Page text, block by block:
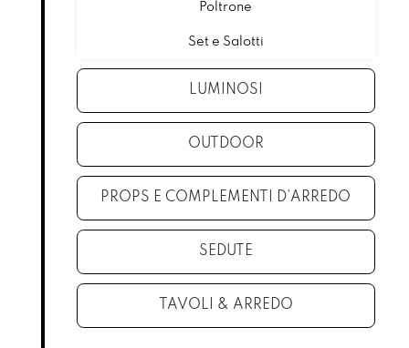
Poltrone
Set e Salotti
LUMINOSI
OUTDOOR
PROPS E COMPLEMENTI D’ARREDO
SEDUTE
TAVOLI & ARREDO